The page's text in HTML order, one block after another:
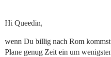
Hi Queedin,
wenn Du billig nach Rom kommst
Plane genug Zeit ein um